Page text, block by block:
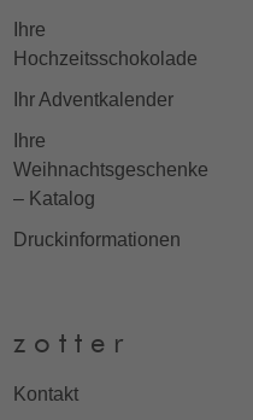
Ihre
Hochzeitsschokolade
Ihr Adventkalender
Ihre
Weihnachtsgeschenke
– Katalog
Druckinformationen
z o t t e r
Kontakt